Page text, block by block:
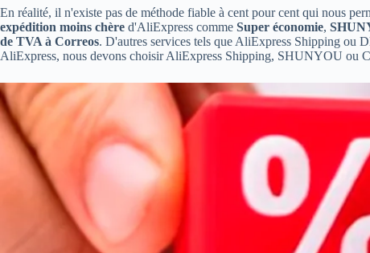
En réalité, il n'existe pas de méthode fiable à cent pour cent qui nous
expédition moins chère d'AliExpress comme Super économie,
de TVA à Correos. D'autres services tels que AliExpress Shipping ou
AliExpress, nous devons choisir AliExpress Shipping, SHUNYOU ou